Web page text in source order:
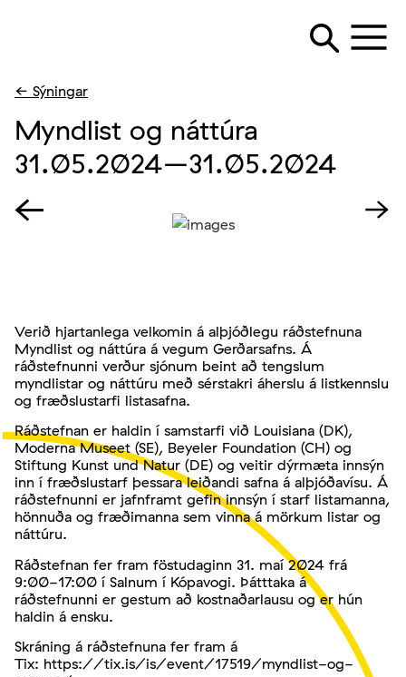
← Sýningar
Myndlist og náttúra
31.05.2024–31.05.2024
Verið hjartanlega velkomin á alþjóðlegu ráðstefnuna
Myndlist og náttúra á vegum Gerðarsafns. Á
ráðstefnunni verður sjónum beint að tengslum
myndlistar og náttúru með sérstakri áherslu á listkennslu
og fræðslustarfi listasafna.
Ráðstefnan er haldin í samstarfi við Louisiana (DK),
Moderna Museet (SE), Beyeler Foundation (CH) og
Stiftung Kunst und Natur (DE) og veitir dýrmæta innsýn
inn í fræðslustarf þessara leiðandi safna á alþjóðavísu. Á
ráðstefnunni er jafnframt gefin innsýn í starf listamanna,
hönnuða og fræðimanna sem vinna á mörkum listar og
náttúru.
Ráðstefnan fer fram föstudaginn 31. maí 2024 frá
9:00-17:00 í Salnum í Kópavogi. Þátttaka á
ráðstefnunni er gestum að kostnaðarlausu og er hún
haldin á ensku.
Skráning á ráðstefnuna fer fram á
Tix: https://tix.is/is/event/17519/myndlist-og-